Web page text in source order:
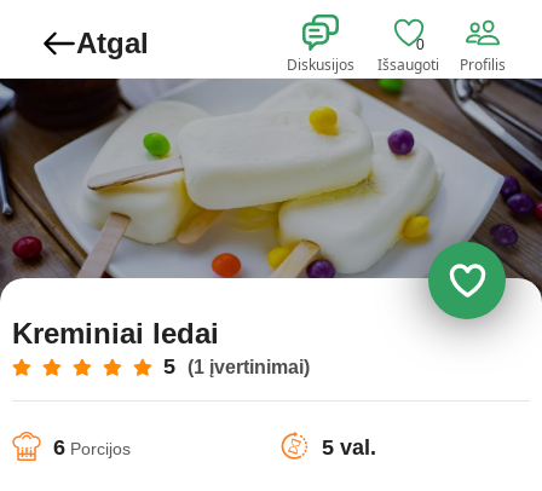
Atgal
Diskusijos
0
Išsaugoti Profilis
Kreminiai ledai
5 (1 įvertinimai)
6 Porcijos 5 val.